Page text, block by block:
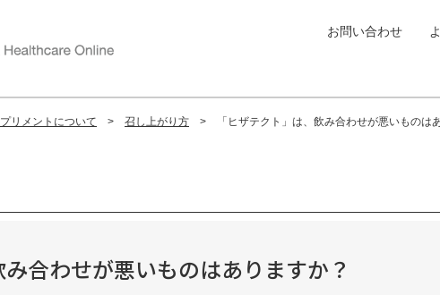
お問い合わせ
リメントについて 召し上がり方 「ヒザテクト」は、飲み合わせが悪いものは
み合わせが悪いものはありますか？